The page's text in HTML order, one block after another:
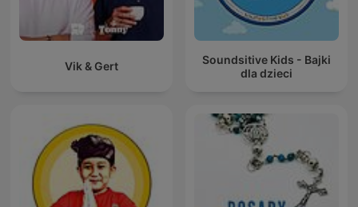
Vik & Gert
Soundsitive Kids - Bajki
dla dzieci